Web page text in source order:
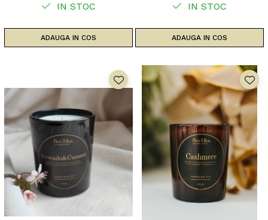
IN STOC
ADAUGA IN COS
IN STOC
ADAUGA IN COS